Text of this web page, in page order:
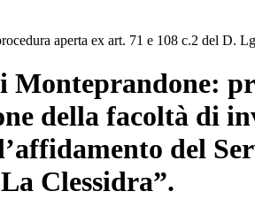
aperta ex art. 71 e 108 c.2 del D.
Monteprandone:
della facoltà di
del
Clessidra”.